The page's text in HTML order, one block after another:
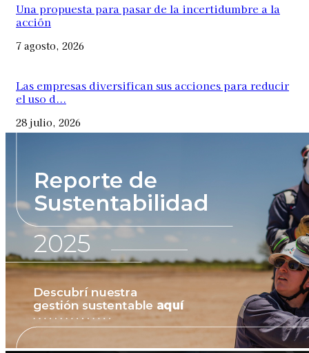
Una propuesta para pasar de la incertidumbre a la
acción
7 agosto, 2026
Las empresas diversifican sus acciones para reducir
el uso d...
28 julio, 2026